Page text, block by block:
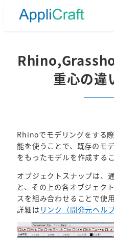
重心の違
Rhinoでモデリングをする
能を使うことで、既存のモ
をもったモデルを作成する
オブジェクトスナップは、
と、その上の各オブジェク
スを組み合わせることで使用
詳細は リンク（開発元ヘルプ